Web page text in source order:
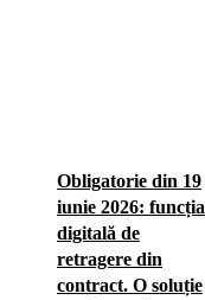
Obligatorie din 19
iunie 2026: funcția
digitală de
retragere din
contract. O soluție